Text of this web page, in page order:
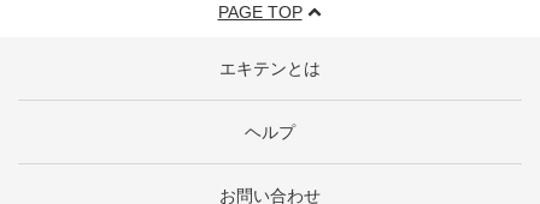
PAGE TOP
エキテンとは
ヘルプ
お問い合わせ